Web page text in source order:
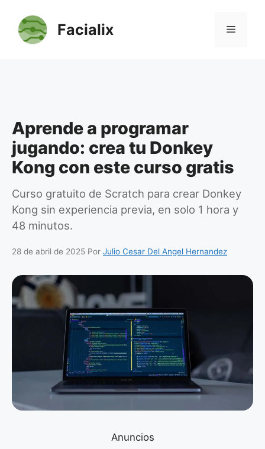
contenido
Facialix Menú
Aprende a programar
jugando: crea tu Donkey
Kong con este curso gratis
Curso gratuito de Scratch para crear Donkey
Kong sin experiencia previa, en solo 1 hora y
48 minutos.
28 de abril de 2025 Por Julio Cesar Del Angel Hernandez
Anuncios